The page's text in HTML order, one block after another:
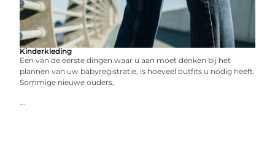
Kinderkleding
Een van de eerste dingen waar u aan moet denken bij het
plannen van uw babyregistratie, is hoeveel outfits u nodig heeft.
Sommige nieuwe ouders,
...